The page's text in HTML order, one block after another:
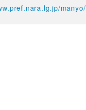
manyo/